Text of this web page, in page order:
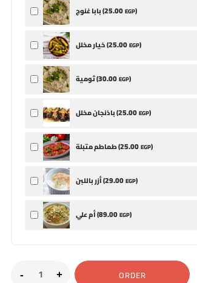
بابا غنوج (25.00EGP)
خيار مخلل (25.00EGP)
ثومية (30.00EGP)
باذنجان مخلل (25.00EGP)
طماطم متبلة (25.00EGP)
أزر باللبن (29.00EGP)
أم علي (89.00EGP)
ORDER